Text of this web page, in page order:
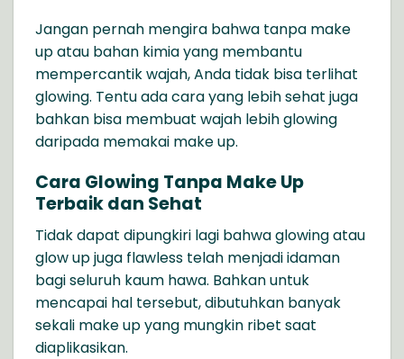
Jangan pernah mengira bahwa tanpa make
up atau bahan kimia yang membantu
mempercantik wajah, Anda tidak bisa terlihat
glowing. Tentu ada cara yang lebih sehat juga
bahkan bisa membuat wajah lebih glowing
daripada memakai make up.
Cara Glowing Tanpa Make Up
Terbaik dan Sehat
Tidak dapat dipungkiri lagi bahwa glowing atau
glow up juga flawless telah menjadi idaman
bagi seluruh kaum hawa. Bahkan untuk
mencapai hal tersebut, dibutuhkan banyak
sekali make up yang mungkin ribet saat
diaplikasikan.